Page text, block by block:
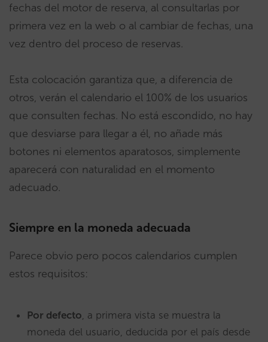
fechas del motor de reserva, al consultarlas por
primera vez en la web o al cambiar de fechas, una
vez dentro del proceso de reservas.
Esta colocación garantiza que, a diferencia de
otros, verán el calendario el 100% de los usuarios
que consulten fechas. No está escondido, no hay
que desviarse para llegar a él, no añade más
botones ni elementos aparatosos, simplemente
aparecerá con naturalidad en el momento
adecuado.
Siempre en la moneda adecuada
Parece obvio pero pocos calendarios cumplen
estos requisitos:
Por defecto, a primera vista se muestra la
moneda del usuario, deducida por el país desde